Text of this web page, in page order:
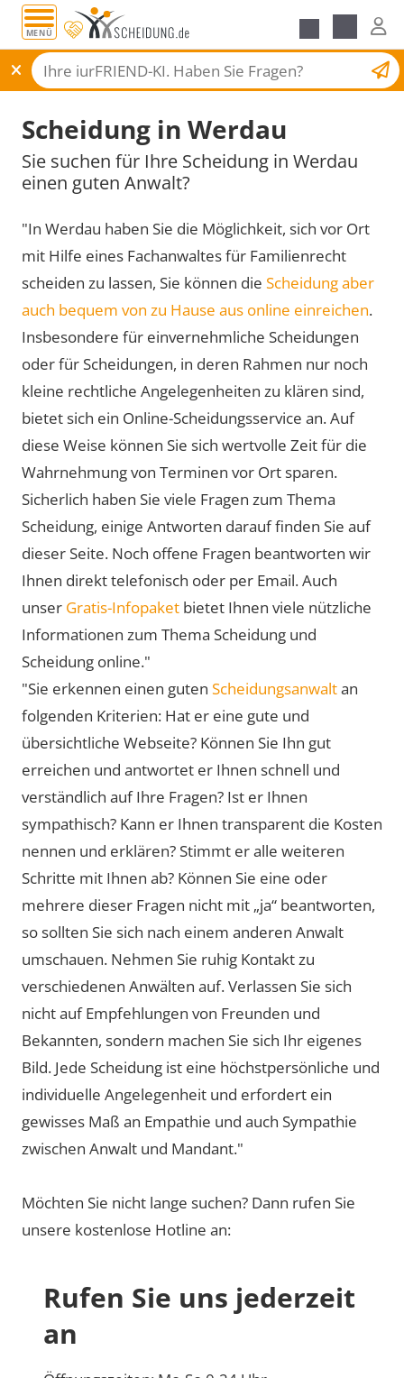
MENÜ
Scheidungsantrag
Scheidung in Werdau
Sie suchen für Ihre Scheidung in Werdau
einen guten Anwalt?
"In Werdau haben Sie die Möglichkeit, sich vor Ort
mit Hilfe eines Fachanwaltes für Familienrecht
scheiden zu lassen, Sie können die Scheidung aber
auch bequem von zu Hause aus online einreichen.
Insbesondere für einvernehmliche Scheidungen
oder für Scheidungen, in deren Rahmen nur noch
kleine rechtliche Angelegenheiten zu klären sind,
bietet sich ein Online-Scheidungsservice an. Auf
diese Weise können Sie sich wertvolle Zeit für die
Wahrnehmung von Terminen vor Ort sparen.
Sicherlich haben Sie viele Fragen zum Thema
Scheidung, einige Antworten darauf finden Sie auf
dieser Seite. Noch offene Fragen beantworten wir
Ihnen direkt telefonisch oder per Email. Auch
unser Gratis-Infopaket bietet Ihnen viele nützliche
Informationen zum Thema Scheidung und
Scheidung online."
"Sie erkennen einen guten Scheidungsanwaltan
folgenden Kriterien: Hat er eine gute und
übersichtliche Webseite? Können Sie Ihn gut
erreichen und antwortet er Ihnen schnell und
verständlich auf Ihre Fragen? Ist er Ihnen
sympathisch? Kann er Ihnen transparent die Kosten
nennen und erklären? Stimmt er alle weiteren
Schritte mit Ihnen ab? Können Sie eine oder
mehrere dieser Fragen nicht mit „ja“ beantworten,
so sollten Sie sich nach einem anderen Anwalt
umschauen. Nehmen Sie ruhig Kontakt zu
verschiedenen Anwälten auf. Verlassen Sie sich
nicht auf Empfehlungen von Freunden und
Bekannten, sondern machen Sie sich Ihr eigenes
Bild. Jede Scheidung ist eine höchstpersönliche und
individuelle Angelegenheit und erfordert ein
gewisses Maß an Empathie und auch Sympathie
zwischen Anwalt und Mandant."
Möchten Sie nicht lange suchen? Dann rufen Sie
unsere kostenlose Hotline an:
Rufen Sie uns jederzeit
an